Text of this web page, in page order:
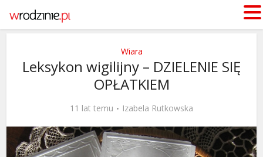
Wiara
Leksykon wigilijny – DZIELENIE SIĘ
OPŁATKIEM
11 lat temu Izabela Rutkowska